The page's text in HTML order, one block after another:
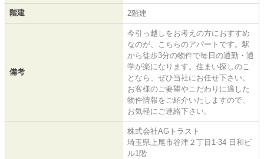
階建 2階建
備考
今引っ越しをお考えの方におすすめ
なのが、こちらのアパートです。駅
から徒歩3分の物件で毎日の通勤・通
学が楽になります。住まい探しのこ
となら、ぜひ当社にお任せ下さい。
お客様のご要望やこだわりに適した
物件情報をご紹介いたしますので、
お気軽にご連絡下さい。
株式会社AGトラスト
埼玉県上尾市谷津２丁目1-34 日和ビ
ル1階